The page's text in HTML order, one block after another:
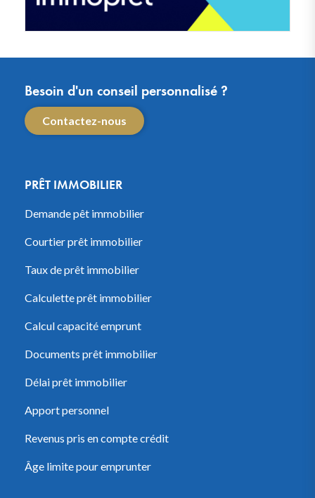
Besoin d'un conseil personnalisé ?
Contactez-nous
PRÊT IMMOBILIER
Demande pêt immobilier
Courtier prêt immobilier
Taux de prêt immobilier
Calculette prêt immobilier
Calcul capacité emprunt
Documents prêt immobilier
Délai prêt immobilier
Apport personnel
Revenus pris en compte crédit
Âge limite pour emprunter